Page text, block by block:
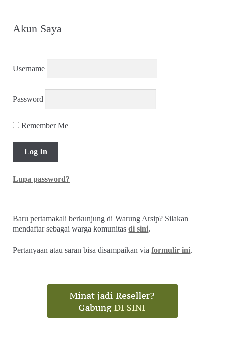
Akun Saya
Username
Password
Remember Me
Lupa password?
Baru pertamakali berkunjung di Warung Arsip? Silakan
mendaftar sebagai warga komunitasdi sini.
Pertanyaan atau saran bisa disampaikan viaformulir ini.